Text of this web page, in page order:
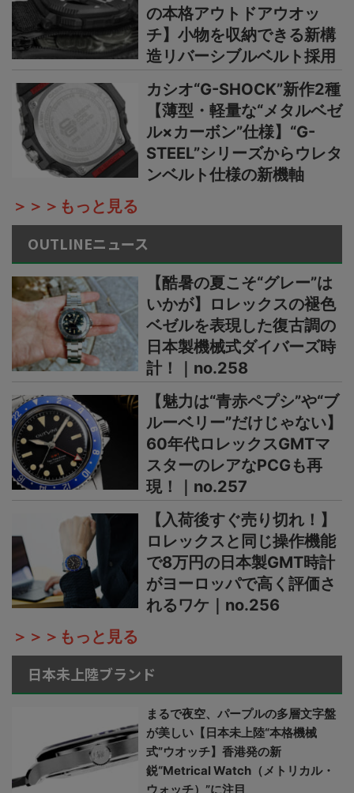
の本格アウトドアウオッ
チ】小物を収納できる新構
造リバーシブルベルト採用
カシオ“G-SHOCK”新作2種
【薄型・軽量な“メタルベゼ
ル×カーボン”仕様】“G-
STEEL”シリーズからウレタ
ンベルト仕様の新機軸
＞＞＞もっと見る
OUTLINEニュース
【酷暑の夏こそ“グレー”は
いかが】ロレックスの褪色
ベゼルを表現した復古調の
日本製機械式ダイバーズ時
計！｜no.258
【魅力は“青赤ペプシ”や“ブ
ルーベリー”だけじゃない】
60年代ロレックスGMTマ
スターのレアなPCGも再
現！｜no.257
【入荷後すぐ売り切れ！】
ロレックスと同じ操作機能
で8万円の日本製GMT時計
がヨーロッパで高く評価さ
れるワケ｜no.256
＞＞＞もっと見る
日本未上陸ブランド
まるで夜空、パープルの多層文字盤
が美しい【日本未上陸“本格機械
式”ウオッチ】香港発の新
鋭“Metrical Watch（メトリカル・
ウォッチ）”に注目